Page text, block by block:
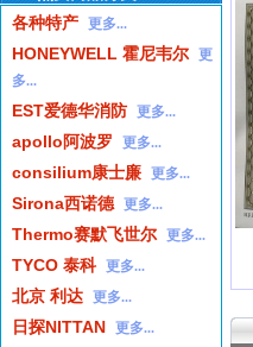
各种特产 更多...
HONEYWELL 霍尼韦尔 更
多...
EST爱德华消防 更多...
apollo阿波罗 更多...
consilium康士廉 更多...
Sirona西诺德 更多...
Thermo赛默飞世尔 更多...
TYCO 泰科 更多...
北京 利达 更多...
日探NITTAN 更多...